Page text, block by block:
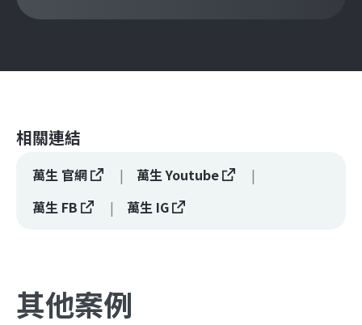
相關連結
萬生 官網
萬生 Youtube
萬生 FB
萬生 IG
其他案例